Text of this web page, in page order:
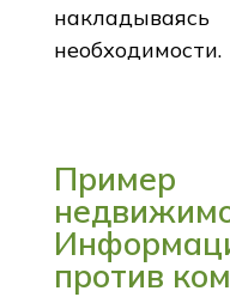
необходимости.
против